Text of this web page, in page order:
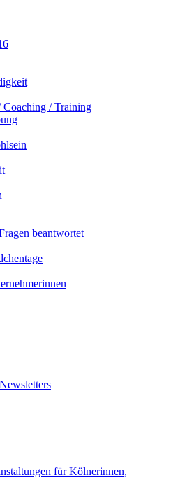
Coaching / Training
beantwortet